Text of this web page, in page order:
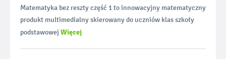
Matematyka bez reszty część 1 to innowacyjny matematyczny
produkt multimedialny skierowany do uczniów klas szkoły
podstawowej Więcej